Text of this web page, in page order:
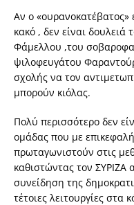
Αν ο
κακό , δεν είναι δουλειά
Φάμελλου ,του
ψιλοφευγάτου
σχολής να τον
μπορούν κιόλας.
Πολύ περισσότερο δεν
ομάδας που με
πρωταγωνιστούν στις
καθιστώντας τον ΣΥΡΙΖΑ
συνείδηση της
τέτοιες λειτουργίες στα